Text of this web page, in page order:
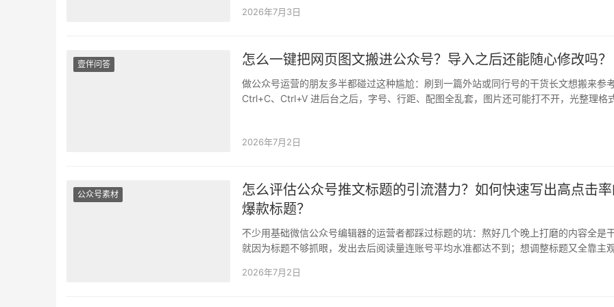
2026年7月3日
壹伴问答 怎么一键把网页图文搬进公众号？导入之后还能随心修改吗？
做公众号运营的朋友多半都碰过这种尴尬：刷到一篇外站或同行号的干货长文想搬来参考
Ctrl+C、Ctrl+V 进后台之后，字号、行距、配图全乱套，图片还可能打不开，光整理格
2026年7月2日
公众号素材
怎么评估公众号推文标题的引流潜力？如何快速写出高点击
爆款标题？
不少用基础微信公众号编辑器的运营者都踩过标题的坑：熬好几个晚上打磨的内容全是干
就因为标题不够抓眼，发出去后阅读量连账号平均水准都达不到；想调整标题又全靠主
2026年7月2日